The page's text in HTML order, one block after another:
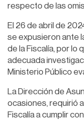
respecto de las
El 26 de abril de
se expusieron ante
de la Fiscalía, por lo
adecuada
Ministerio Público
La Dirección de
ocasiones, requirió
Fiscalía a cumplir